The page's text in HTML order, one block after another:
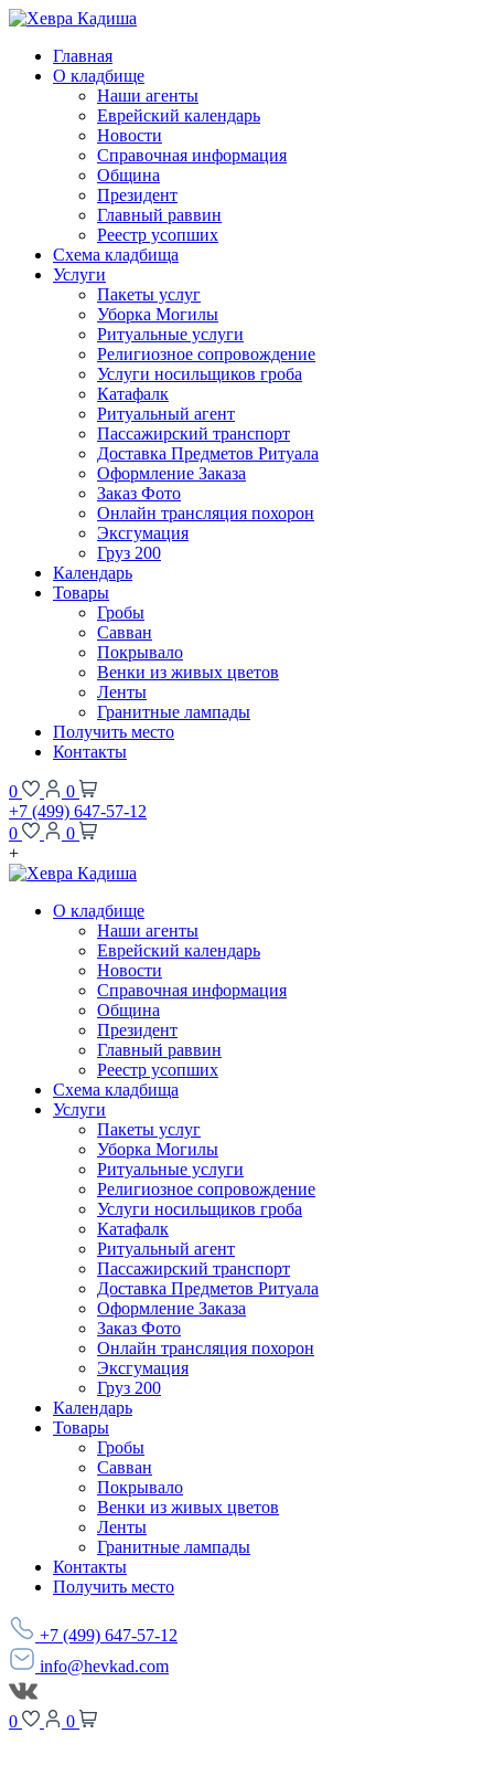
Главная
О кладбище
Наши агенты
Еврейский календарь
Новости
Справочная информация
Община
Президент
Главный раввин
Реестр усопших
Схема кладбища
Услуги
Пакеты услуг
Уборка Могилы
Ритуальные услуги
Религиозное сопровождение
Услуги носильщиков гроба
Катафалк
Ритуальный агент
Пассажирский транспорт
Доставка Предметов Ритуала
Оформление Заказа
Заказ Фото
Онлайн трансляция похорон
Эксгумация
Груз 200
Календарь
Товары
Гробы
Савван
Покрывало
Венки из живых цветов
Ленты
Гранитные лампады
Получить место
Контакты
0
0
+7 (499) 647-57-12
0
0
+
О кладбище
Наши агенты
Еврейский календарь
Новости
Справочная информация
Община
Президент
Главный раввин
Реестр усопших
Схема кладбища
Услуги
Пакеты услуг
Уборка Могилы
Ритуальные услуги
Религиозное сопровождение
Услуги носильщиков гроба
Катафалк
Ритуальный агент
Пассажирский транспорт
Доставка Предметов Ритуала
Оформление Заказа
Заказ Фото
Онлайн трансляция похорон
Эксгумация
Груз 200
Календарь
Товары
Гробы
Савван
Покрывало
Венки из живых цветов
Ленты
Гранитные лампады
Контакты
Получить место
+7 (499) 647-57-12
info@hevkad.com
0 0